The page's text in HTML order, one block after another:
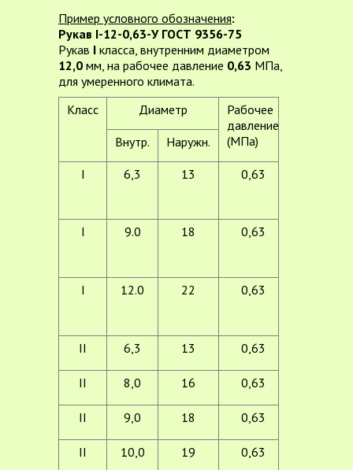
Пример условного обозначения:
Рукав I-12-0,63-У ГОСТ 9356-75
Рукав I класса, внутренним диаметром
12,0 мм, на рабочее давление 0,63 МПа,
для умеренного климата.
Класс
Диаметр
Рабочее
давление
(МПа)
Внутр.
Наружн.
I 6,3 13 0,63
I 9.0 18 0,63
I 12.0 22 0,63
II 6,3 13 0,63
II 8,0 16 0,63
II 9,0 18 0,63
II 10,0 19 0,63